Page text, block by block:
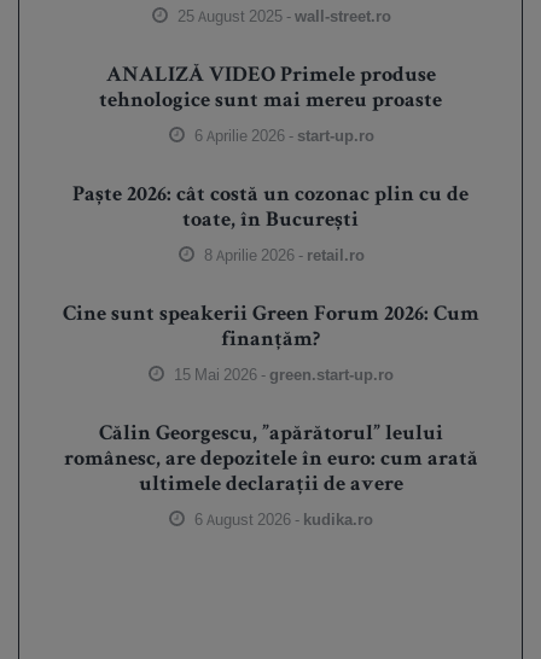
25 August 2025 -wall-street.ro
ANALIZĂ VIDEO Primele produse
tehnologice sunt mai mereu proaste
6 Aprilie 2026 - start-up.ro
Paște 2026: cât costă un cozonac plin cu de
toate, în București
8 Aprilie 2026 - retail.ro
Cine sunt speakerii Green Forum 2026: Cum
finanțăm?
15 Mai 2026 - green.start-up.ro
Călin Georgescu, ”apărătorul” leului
românesc, are depozitele în euro: cum arată
ultimele declarații de avere
6 August 2026 - kudika.ro